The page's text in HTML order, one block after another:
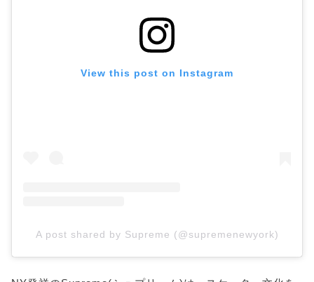
View this post on Instagram
A post shared by Supreme (@supremenewyork)